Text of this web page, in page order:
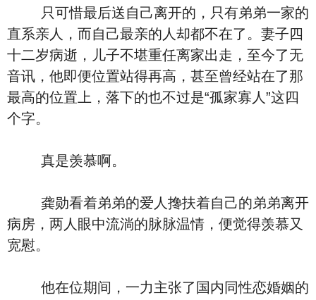
只可惜最后送自己离开的，只有弟弟一家的
直系亲人，而自己最亲的人却都不在了。妻子四
十二岁病逝，儿子不堪重任离家出走，至今了无
音讯，他即便位置站得再高，甚至曾经站在了那
最高的位置上，落下的也不过是“孤家寡人”这四
个字。
真是羡慕啊。
龚勋看着弟弟的爱人搀扶着自己的弟弟离开
病房，两人眼中流淌的脉脉温情，便觉得羡慕又
宽慰。
他在位期间，一力主张了国内同性恋婚姻的